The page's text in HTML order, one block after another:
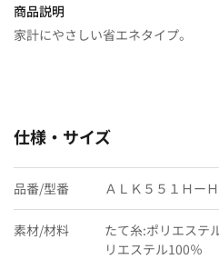
商品説明
家計にやさしい省エネタイプ。
仕様・サイズ
品番/型番 ＡＬＫ５５１ＨーＨ
素材/材料
たて糸:ポリエステ
リエステル100％